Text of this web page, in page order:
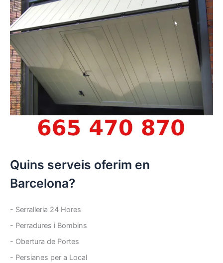
Quins serveis oferim en
Barcelona?
- Serralleria 24 Hores
- Perradures i Bombins
- Obertura de Portes
- Persianes per a Local